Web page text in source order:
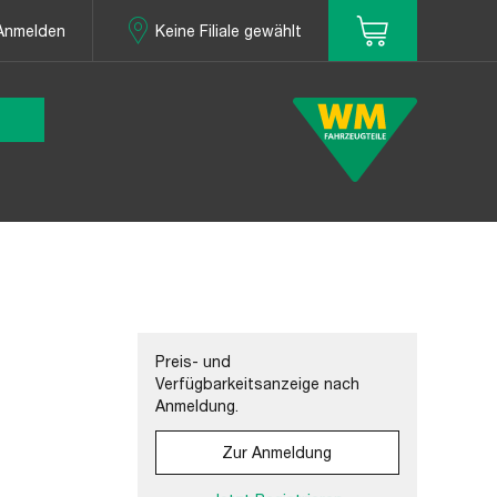
Keine Filiale gewählt
Preis- und
Verfügbarkeitsanzeige nach
Anmeldung.
Zur Anmeldung